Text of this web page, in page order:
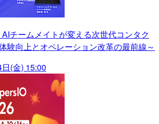
AIチームメイトが変える次世代コンタク
験向上とオペレーション改革の最前線～
(金) 15:00